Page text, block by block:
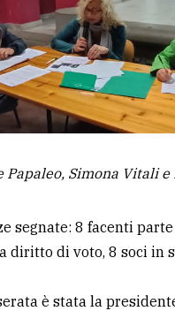
Papaleo, Simona Vitali
segnate: 8 facenti
diritto di voto, 8 soci in
è stata la